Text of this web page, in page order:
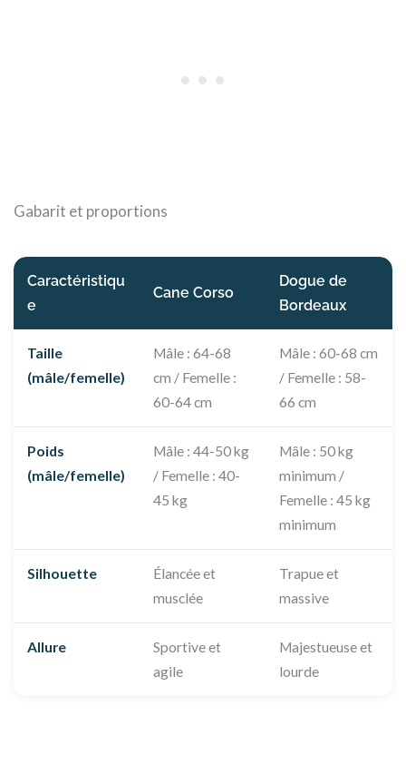
Gabarit et proportions
Caractéristiqu
e
Cane Corso
Dogue de
Bordeaux
Taille
(mâle/femelle)
Mâle : 64-68
cm / Femelle :
60-64 cm
Mâle : 60-68 cm
/ Femelle : 58-
66 cm
Poids
(mâle/femelle)
Mâle : 44-50 kg
/ Femelle : 40-
45 kg
Mâle : 50 kg
minimum /
Femelle : 45 kg
minimum
Silhouette
Élancée et
musclée
Trapue et
massive
Allure
Sportive et
agile
Majestueuse et
lourde